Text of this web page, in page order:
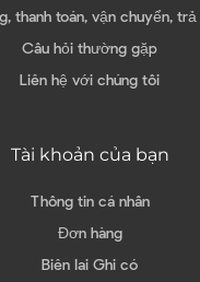
thanh toán, vận chuyển, trả
Câu hỏi thường gặp
Liên hệ với chúng tôi
Tài khoản của bạn
Thông tin cá nhân
Đơn hàng
Biên lai Ghi có